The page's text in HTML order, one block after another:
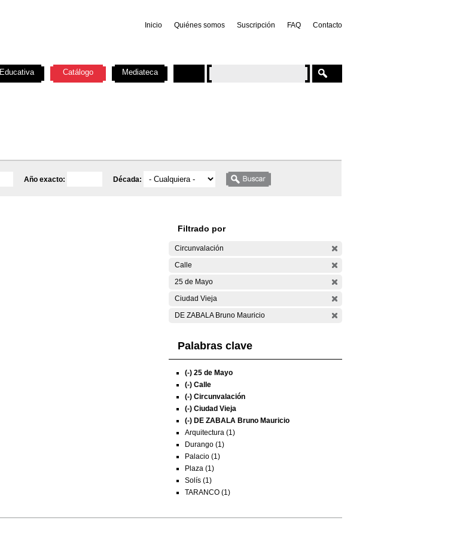
Inicio Quiénes somos Suscripción FAQ Contacto
Año exacto: Década:
Filtrado por
Circunvalación
Calle
25 de Mayo
Ciudad Vieja
DE ZABALA Bruno Mauricio
Palabras clave
(-) 25 de Mayo
(-) Calle
(-) Circunvalación
(-) Ciudad Vieja
(-) DE ZABALA Bruno Mauricio
Arquitectura (1)
Durango (1)
Palacio (1)
Plaza (1)
Solís (1)
TARANCO (1)
Educativa Catálogo Mediateca